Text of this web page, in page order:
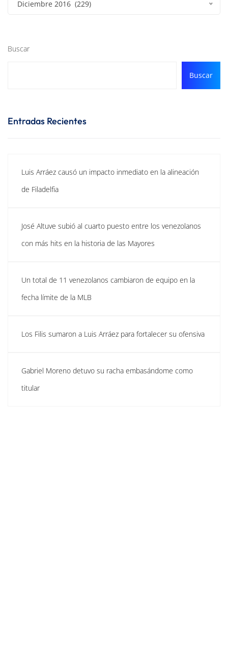
Diciembre 2016 (229)
Buscar
Buscar
Entradas Recientes
Luis Arráez causó un impacto inmediato en la alineación
de Filadelfia
José Altuve subió al cuarto puesto entre los venezolanos
con más hits en la historia de las Mayores
Un total de 11 venezolanos cambiaron de equipo en la
fecha límite de la MLB
Los Filis sumaron a Luis Arráez para fortalecer su ofensiva
Gabriel Moreno detuvo su racha embasándome como
titular